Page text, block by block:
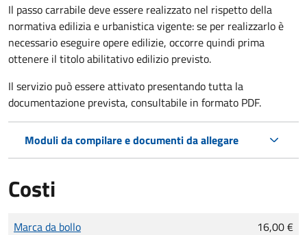
Il passo carrabile deve essere realizzato nel rispetto della
normativa edilizia e urbanistica vigente: se per realizzarlo è
necessario eseguire opere edilizie, occorre quindi prima
ottenere il titolo abilitativo edilizio previsto.
Il servizio può essere attivato presentando tutta la
documentazione prevista, consultabile in formato PDF.
Moduli da compilare e documenti da allegare
Costi
Tipo di pagamento
Importo
Marca da bollo 16,00 €